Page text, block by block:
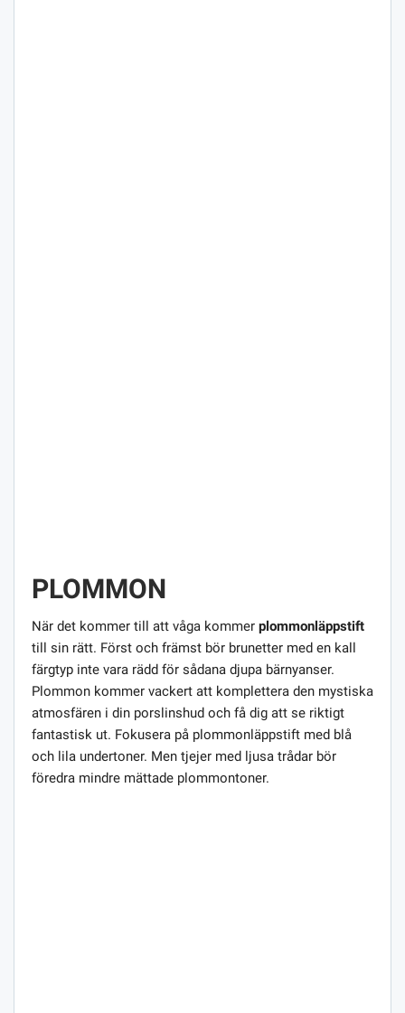
PLOMMON
När det kommer till att våga kommer plommonläppstift
till sin rätt. Först och främst bör brunetter med en kall
färgtyp inte vara rädd för sådana djupa bärnyanser.
Plommon kommer vackert att komplettera den mystiska
atmosfären i din porslinshud och få dig att se riktigt
fantastisk ut. Fokusera på plommonläppstift med blå
och lila undertoner. Men tjejer med ljusa trådar bör
föredra mindre mättade plommontoner.